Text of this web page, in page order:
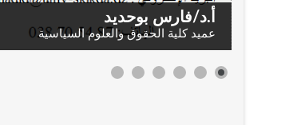
أ.د/فارس بوحديد
عميد كلية الحقوق والعلوم السياسية